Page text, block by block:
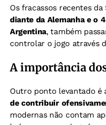
Os fracassos recentes da
diante da Alemanha e o 4
Argentina, também
controlar o jogo através
A importância
Outro ponto levantado é
de contribuir
modernas não contam